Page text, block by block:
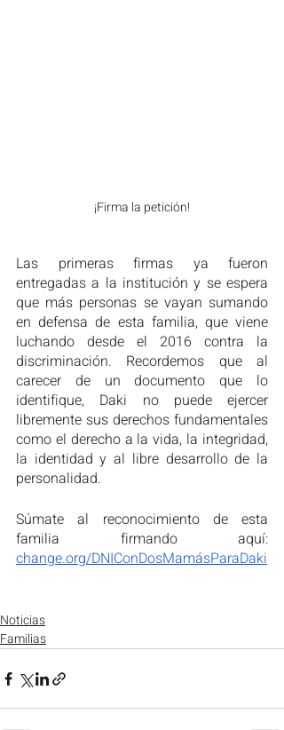
¡Firma la petición!
Las primeras firmas ya fueron
entregadas a la institución y se espera
que más personas se vayan sumando
en defensa de esta familia, que viene
luchando desde el 2016 contra la
discriminación. Recordemos que al
carecer de un documento que lo
identifique, Daki no puede ejercer
libremente sus derechos fundamentales
como el derecho a la vida, la integridad,
la identidad y al libre desarrollo de la
personalidad.
Súmate al reconocimiento de esta
change.org/DNIConDosMamásParaDaki
Noticias
Familias